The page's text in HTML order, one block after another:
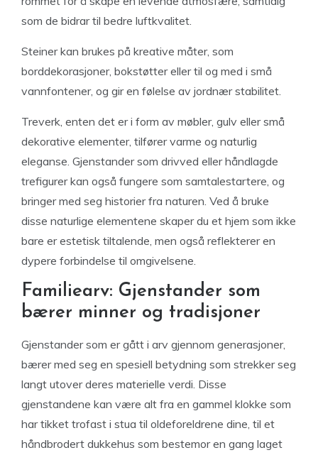
som de bidrar til bedre luftkvalitet.
Steiner kan brukes på kreative måter, som
borddekorasjoner, bokstøtter eller til og med i små
vannfontener, og gir en følelse av jordnær stabilitet.
Treverk, enten det er i form av møbler, gulv eller små
dekorative elementer, tilfører varme og naturlig
eleganse. Gjenstander som drivved eller håndlagde
trefigurer kan også fungere som samtalestartere, og
bringer med seg historier fra naturen. Ved å bruke
disse naturlige elementene skaper du et hjem som ikke
bare er estetisk tiltalende, men også reflekterer en
dypere forbindelse til omgivelsene.
Familiearv: Gjenstander som
bærer minner og tradisjoner
Gjenstander som er gått i arv gjennom generasjoner,
bærer med seg en spesiell betydning som strekker seg
langt utover deres materielle verdi. Disse
gjenstandene kan være alt fra en gammel klokke som
har tikket trofast i stua til oldeforeldrene dine, til et
håndbrodert dukkehus som bestemor en gang laget